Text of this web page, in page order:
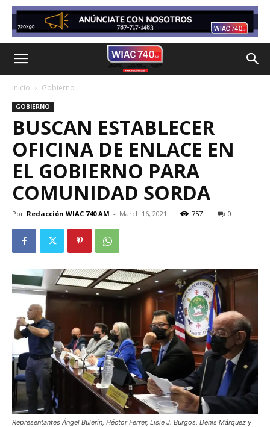
Inicio Gobierno
GOBIERNO
BUSCAN ESTABLECER
OFICINA DE ENLACE EN
EL GOBIERNO PARA
COMUNIDAD SORDA
Por Redacción WIAC 740 AM - March 16, 2021 757 0
Representantes Ángel Bulerín, Héctor Ferrer, Lisie J. Burgos, Denis Márquez y